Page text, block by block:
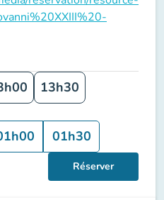
13h30
01h30
Réserver